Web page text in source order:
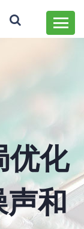
优化
声和